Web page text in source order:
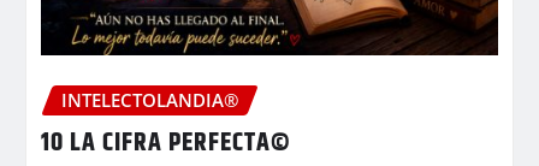
INTELECTOLANDIA®
10 LA CIFRA PERFECTA©